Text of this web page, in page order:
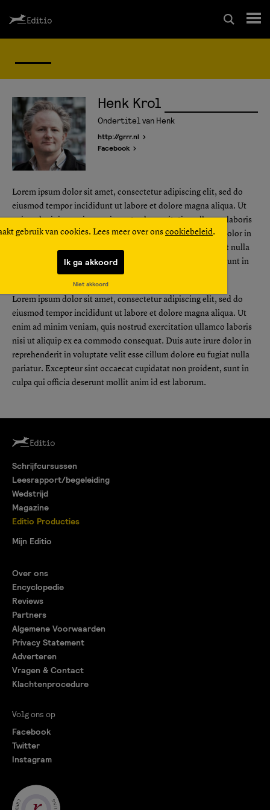
Leesrapport/begeleiding
Wedstrijd
Mijn Editio
gebruik van cookies. Lees meer over ons cookiebeleid .
Ik ga akkoord
Niet akkoord
Henk Krol
Ondertitel van Henk
http://grrr.nl
Facebook
Lorem ipsum dolor sit amet, consectetur adipiscing elit, sed do
eiusmod tempor incididunt ut labore et dolore magna aliqua. Ut
enim ad minim veniam, quis nostrud exercitation ullamco laboris
nisi ut aliquip ex ea commodo consequat. Duis aute irure dolor in
reprehenderit in voluptate velit esse cillum dolore eu fugiat nulla
pariatur. Excepteur sint occaecat cupidatat non proident, sunt in
culpa qui officia deserunt mollit anim id est laborum.
Lorem ipsum dolor sit amet, consectetur adipiscing elit, sed do
eiusmod tempor incididunt ut labore et dolore magna aliqua. Ut
enim ad minim veniam, quis nostrud exercitation ullamco laboris
nisi ut aliquip ex ea commodo consequat. Duis aute irure dolor in
reprehenderit in voluptate velit esse cillum dolore eu fugiat nulla
pariatur. Excepteur sint occaecat cupidatat non proident, sunt in
culpa qui officia deserunt mollit anim id est laborum.
Schrijfcursussen
Leesrapport/begeleiding
Wedstrijd
Magazine
Editio Producties
Mijn Editio
Over ons
Encyclopedie
Reviews
Partners
Algemene Voorwaarden
Privacy Statement
Adverteren
Vragen & Contact
Klachtenprocedure
Volg ons op
Facebook
Twitter
Instagram